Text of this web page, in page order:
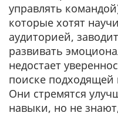
управлять
которые хотят
аудиторией,
развивать
недостает
поиске
Они стремятся
навыки, но не